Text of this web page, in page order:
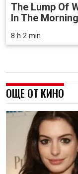
The Lump Of
In The
8 h 2 min
ОЩЕ ОТ КИНО